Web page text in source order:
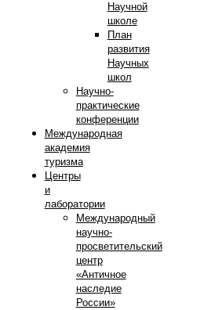
Научной
школе
План
развития
Научных
школ
Научно-
практические
конференции
Международная
академия
туризма
Центры
и
лаборатории
Международный
научно-
просветительский
центр
«Античное
наследие
России»